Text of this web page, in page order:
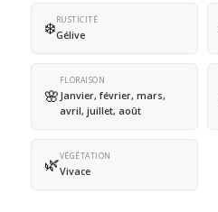
❄️RUSTICITÉ
Gélive
🌸
FLORAISON
Janvier, février, mars,
avril, juillet, août
🌿VÉGÉTATION
Vivace